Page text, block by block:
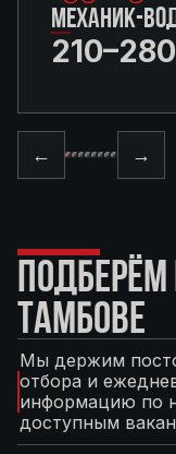
МЕХАНИК-
← →
ТАМБОВЕ
Мы держим
отбора и
информацию по
доступным